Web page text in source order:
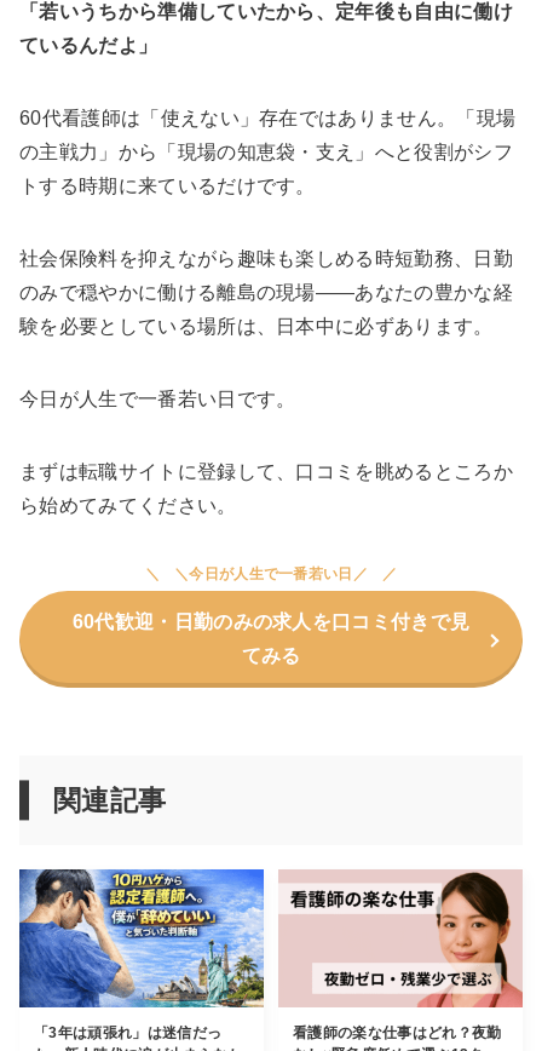
「若いうちから準備していたから、定年後も自由に働け
ているんだよ」
60代看護師は「使えない」存在ではありません。「現場
の主戦力」から「現場の知恵袋・支え」へと役割がシフ
トする時期に来ているだけです。
社会保険料を抑えながら趣味も楽しめる時短勤務、日勤
のみで穏やかに働ける離島の現場——あなたの豊かな経
験を必要としている場所は、日本中に必ずあります。
今日が人生で一番若い日です。
まずは転職サイトに登録して、口コミを眺めるところか
ら始めてみてください。
＼今日が人生で一番若い日／
60代歓迎・日勤のみの求人を口コミ付きで見
てみる
関連記事
「3年は頑張れ」は迷信だっ
看護師の楽な仕事はどれ？夜勤